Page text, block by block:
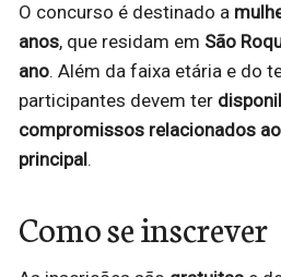
O concurso é destinado a
anos, que residam em São
ano. Além da faixa etária e do
participantes devem ter
compromissos relacionados
principal.
Como se inscrever